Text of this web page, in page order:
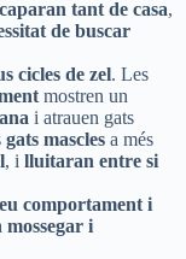
tant de casa,
de buscar
cicles de zel. Les
mostren un
i atrauen gats
gats mascles a més
, i lluitaran entre si
comportament i
mossegar i